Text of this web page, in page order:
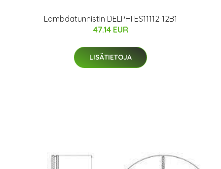
Lambdatunnistin DELPHI ES11112-12B1
47.14 EUR
LISÄTIETOJA